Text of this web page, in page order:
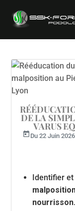
content
DE LA
VARUS
today Du 22 Juin
Identifier
nourrisson.